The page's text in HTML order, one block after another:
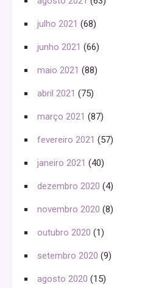
julho 2021 (68)
junho 2021 (66)
maio 2021 (88)
abril 2021 (75)
março 2021 (87)
fevereiro 2021 (57)
janeiro 2021 (40)
dezembro 2020 (4)
novembro 2020 (8)
outubro 2020 (1)
setembro 2020 (9)
agosto 2020 (15)